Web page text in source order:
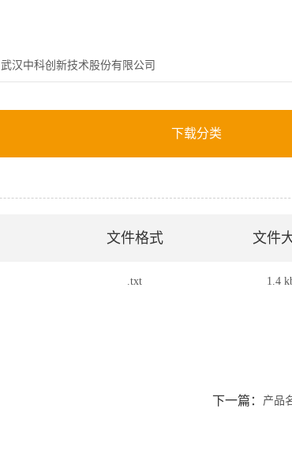
武汉中科创新技术股份有限公司
下载分类
文件格式 文件
.txt 1.4
下一篇： 产品